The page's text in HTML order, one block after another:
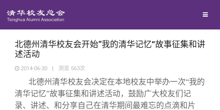
地区联络
年级联络
院系校友工作
回馈母校
捐赠项目
捐赠新闻
媒体平台
《清华校友通讯》
百年清华
北德州清华校友会开始“我的清华记忆”故事征集和讲
述活动
2014-06-30 | 浏览 563次
北德州清华校友会决定在本地校友中举办一次“我的
清华记忆”故事征集和讲述活动，鼓励广大校友们记
录、讲述、和分享自己在清华期间最难忘的点滴和片